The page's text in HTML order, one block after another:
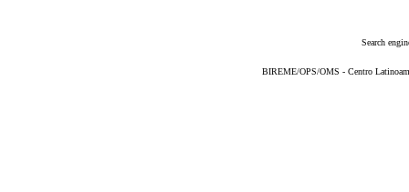
Search
BIREME/OPS/OMS - Centro